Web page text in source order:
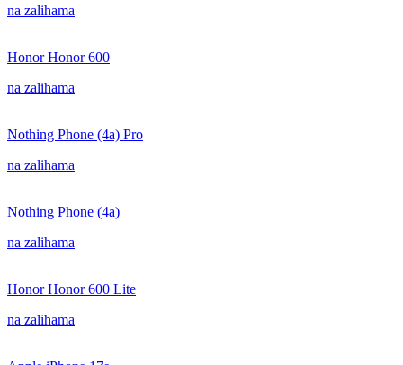
na zalihama
Honor Honor 600
na zalihama
Nothing Phone (4a) Pro
na zalihama
Nothing Phone (4a)
na zalihama
Honor Honor 600 Lite
na zalihama